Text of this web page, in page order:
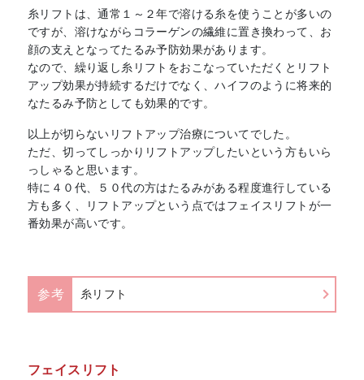
糸リフトは、通常１～２年で溶ける糸を使うことが多いの
ですが、溶けながらコラーゲンの繊維に置き換わって、お
顔の支えとなってたるみ予防効果があります。
なので、繰り返し糸リフトをおこなっていただくとリフト
アップ効果が持続するだけでなく、ハイフのように将来的
なたるみ予防としても効果的です。
以上が切らないリフトアップ治療についてでした。
ただ、切ってしっかりリフトアップしたいという方もいら
っしゃると思います。
特に４０代、５０代の方はたるみがある程度進行している
方も多く、リフトアップという点ではフェイスリフトが一
番効果が高いです。
参考 糸リフト
フェイスリフト